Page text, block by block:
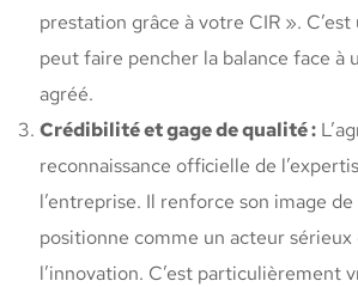
prestation grâce à votre CIR ».
peut faire pencher la balance face à
agréé.
Crédibilité et gage de qualité :
reconnaissance officielle de
l’entreprise. Il renforce son image
positionne comme un acteur
l’innovation. C’est particulièrement